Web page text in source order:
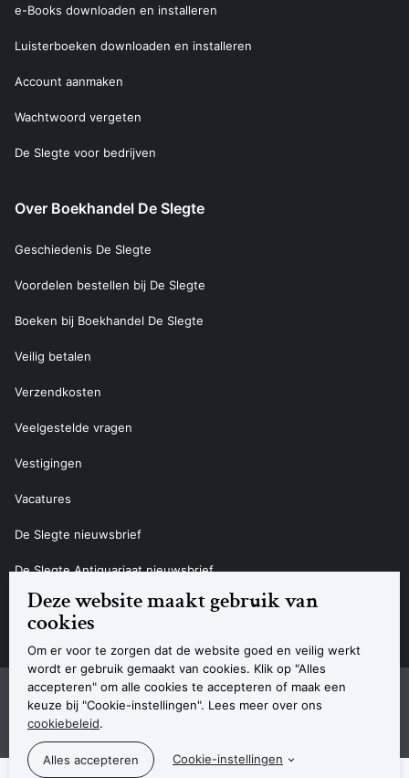
Deze website maakt gebruik van
cookies
Om er voor te zorgen dat de website goed en veilig werkt
wordt er gebruik gemaakt van cookies. Klik op "Alles
accepteren" om alle cookies te accepteren of maak een
keuze bij "Cookie-instellingen". Lees meer over ons
cookiebeleid.
Cookie-instellingen
e-Books downloaden en installeren
Luisterboeken downloaden en installeren
Account aanmaken
Wachtwoord vergeten
De Slegte voor bedrijven
Over Boekhandel De Slegte
Geschiedenis De Slegte
Voordelen bestellen bij De Slegte
Boeken bij Boekhandel De Slegte
Veilig betalen
Verzendkosten
Veelgestelde vragen
Vestigingen
Vacatures
De Slegte nieuwsbrief
De Slegte Antiquariaat nieuwsbrief
Contact
Navigatie
SitemapPrivacyverklaring CookieverklaringAlgemene voorwaardenDisclaimer
Contact